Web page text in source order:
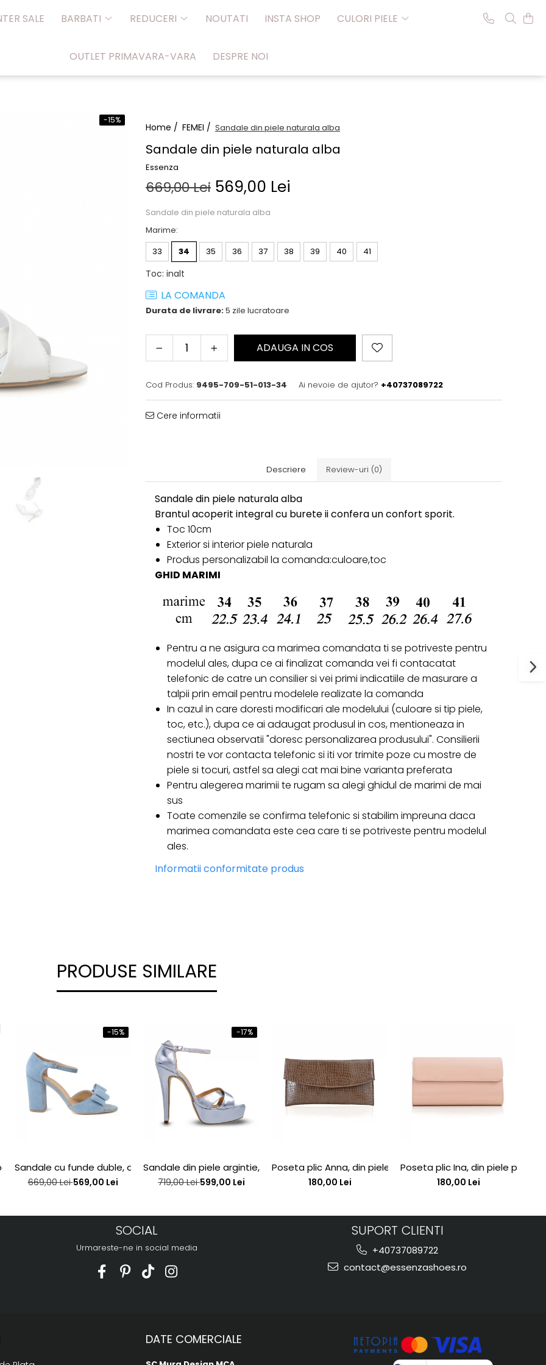
SALE BARBATI REDUCERI NOUTATI INSTA SHOP CULORI PIELE
OUTLET PRIMAVARA-VARA DESPRE NOI
Home / FEMEI / Sandale din piele naturala alba
Sandale din piele naturala alba
Essenza
-15%
669,00 Lei 569,00 Lei
Sandale din piele naturala alba
Marime:
33
34 35 36 37 38 39 40 41
Toc: inalt
LA COMANDA
Durata de livrare:5 zile lucratoare
ADAUGA IN COS
Cod Produs: 9495-709-51-013-34 Ai nevoie de ajutor? +40737089722
Cere informatii
Descriere Review-uri (0)
Sandale din piele naturala alba
Brantul acoperit integral cu burete ii confera un confort sporit.
Toc 10cm
Exterior si interior piele naturala
Produs personalizabil la comanda:culoare,toc
GHID MARIMI
Pentru a ne asigura ca marimea comandata ti se potriveste pentru
modelul ales, dupa ce ai finalizat comanda vei fi contacatat
telefonic de catre un consilier si vei primi indicatiile de masurare a
talpii prin email pentru modelele realizate la comanda
In cazul in care doresti modificari ale modelului (culoare si tip piele,
toc, etc.), dupa ce ai adaugat produsul in cos, mentioneaza in
sectiunea observatii "doresc personalizarea produsului". Consilierii
nostri te vor contacta telefonic si iti vor trimite poze cu mostre de
piele si tocuri, astfel sa alegi cat mai bine varianta preferata
Pentru alegerea marimii te rugam sa alegi ghidul de marimi de mai
sus
Toate comenzile se confirma telefonic si stabilim impreuna daca
marimea comandata este cea care ti se potriveste pentru modelul
ales.
Informatii conformitate produs
PRODUSE SIMILARE
interior, din piele bronz
-15%
Sandale cu funde duble, din piele intoarsa albastru deschis
669,00 Lei569,00 Lei
-17%
Sandale din piele argintie, cu toc stiletto si platforma
719,00 Lei599,00 Lei
Poseta plic Anna, din piele lacuita maron cu textura croco
180,00 Lei
Poseta plic Ina, din piele piele
180,00 Lei
SOCIAL
Urmareste-ne in social media
SUPORT CLIENTI
+40737089722
contact@essenzashoes.ro
DATE COMERCIALE